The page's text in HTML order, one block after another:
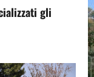
gli